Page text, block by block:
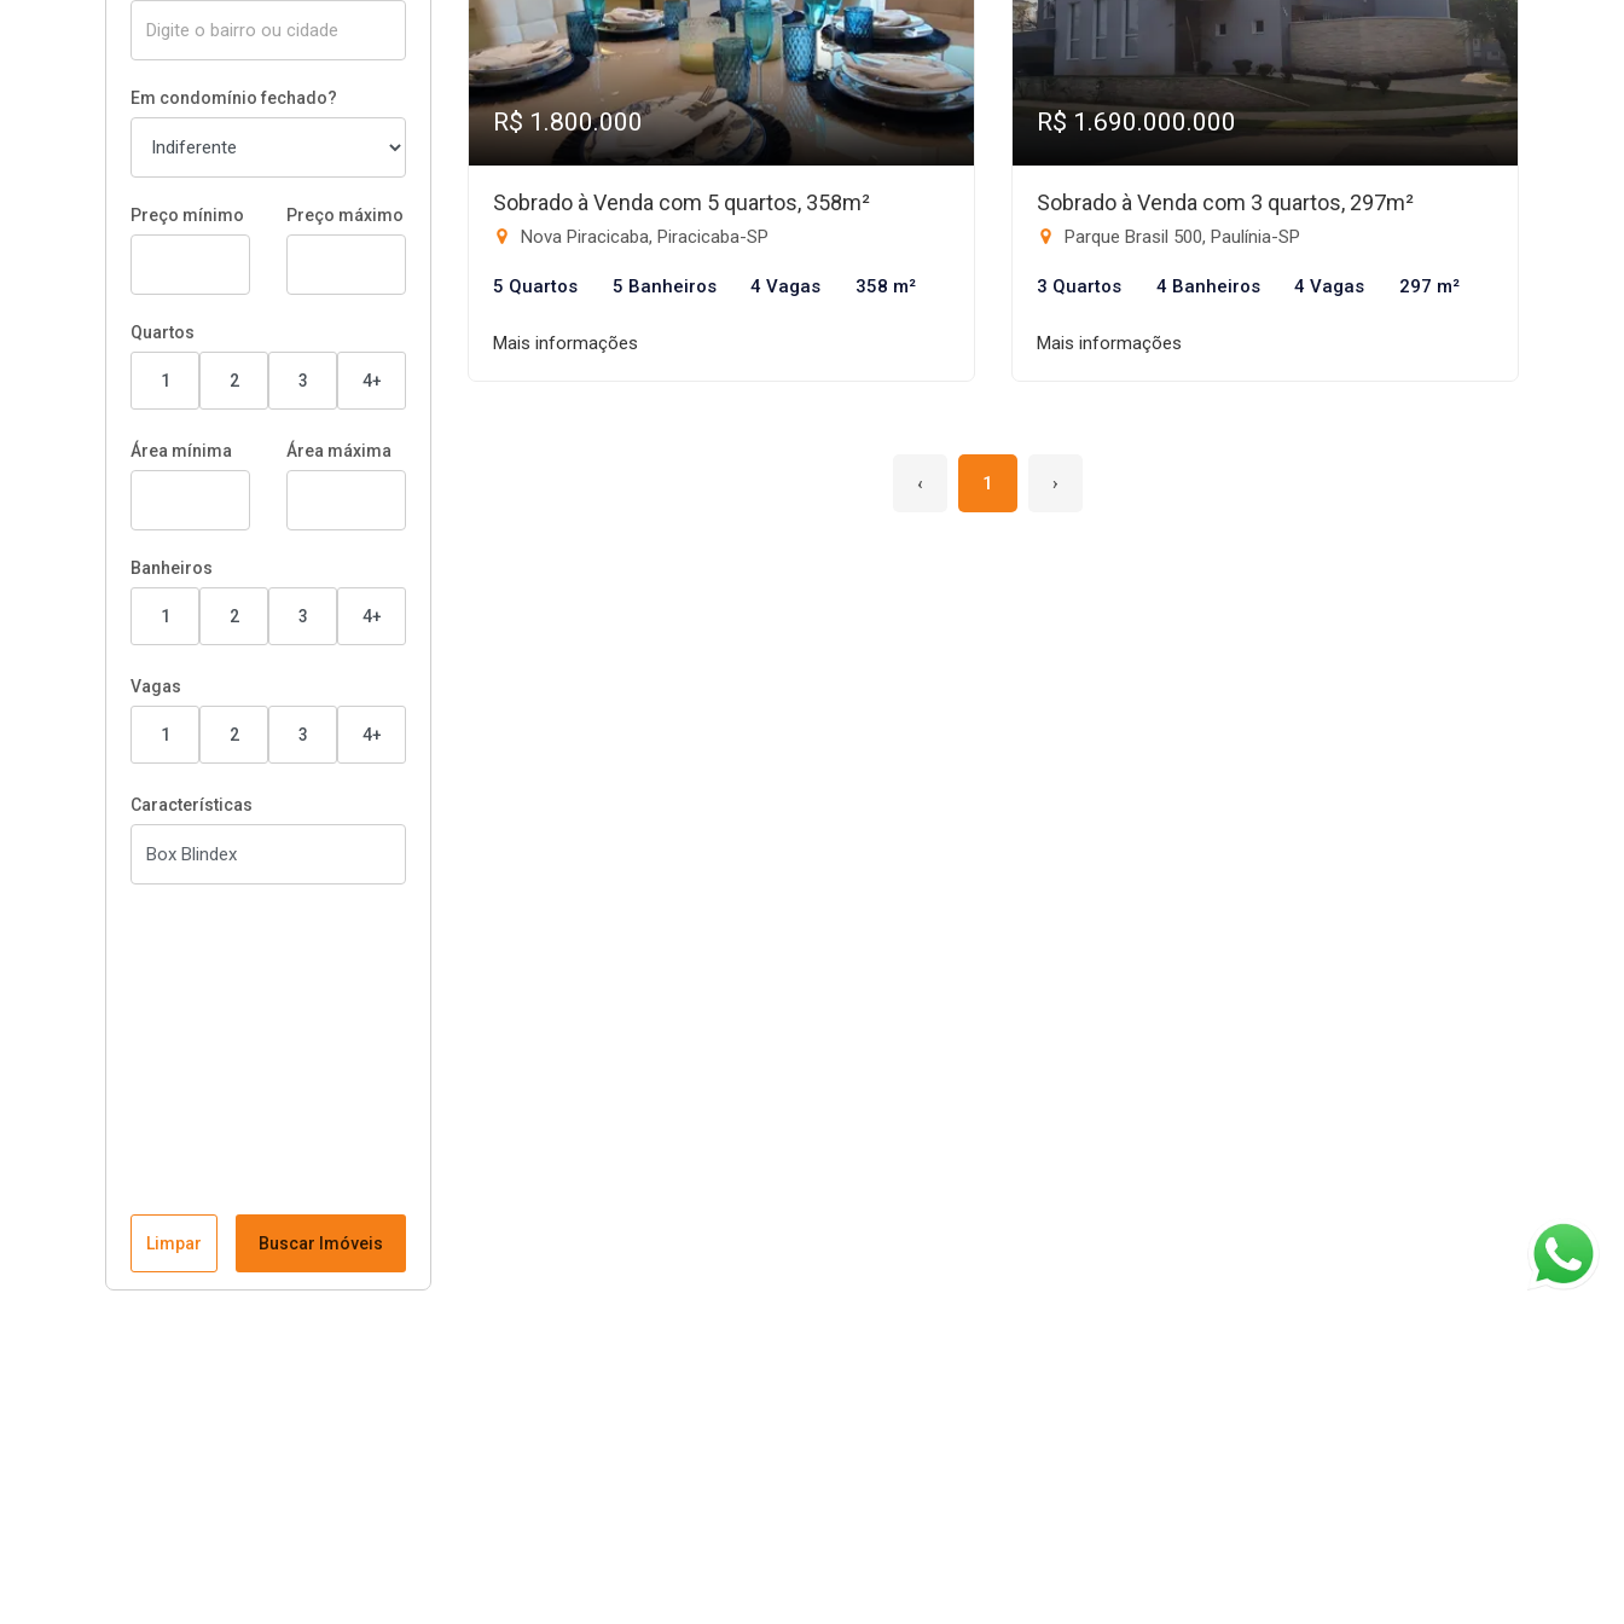
Em condomínio fechado?
Preço mínimo Preço máximo
Quartos
1 2 3 4+
Área mínima Área máxima
Banheiros
1 2 3 4+
Vagas
1 2 3 4+
Características
Limpar Buscar Imóveis
R$ 1.800.000
Sobrado à Venda com 5 quartos, 358m²
Nova Piracicaba, Piracicaba-SP
5 Quartos 5 Banheiros 4 Vagas 358 m²
Mais informações
R$ 1.690.000.000
Sobrado à Venda com 3 quartos, 297m²
Parque Brasil 500, Paulínia-SP
3 Quartos 4 Banheiros 4 Vagas 297 m²
Mais informações
‹ 1 ›